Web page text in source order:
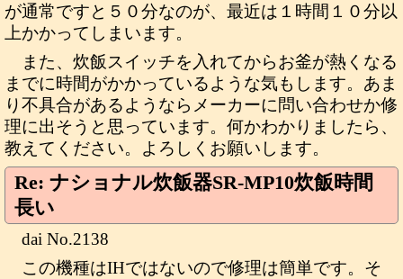
が通常ですと５０分なのが、最近は１時間１０分以
上かかってしまいます。
また、炊飯スイッチを入れてからお釜が熱くなる
までに時間がかかっているような気もします。あま
り不具合があるようならメーカーに問い合わせか修
理に出そうと思っています。何かわかりましたら、
教えてください。よろしくお願いします。
Re: ナショナル炊飯器SR-MP10炊飯時間
長い
dai No.2138
この機種はIHではないので修理は簡単です。そ